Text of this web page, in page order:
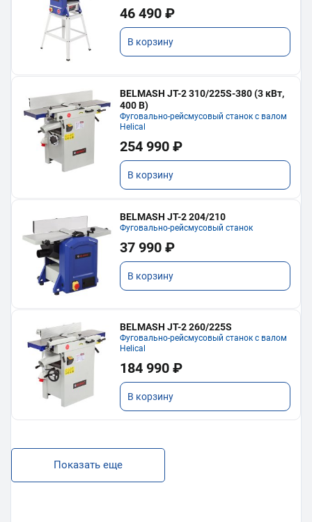
46 490 ₽
В корзину
BELMASH JT-2 310/225S-380 (3 кВт,
400 В)
Фуговально-рейсмусовый станок с валом
Helical
254 990 ₽
В корзину
BELMASH JT-2 204/210
Фуговально-рейсмусовый станок
37 990 ₽
В корзину
BELMASH JT-2 260/225S
Фуговально-рейсмусовый станок с валом
Helical
184 990 ₽
В корзину
Показать еще